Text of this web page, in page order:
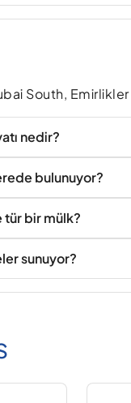
South,
nedir?
bulunuyor?
tür bir mülk?
sunuyor?